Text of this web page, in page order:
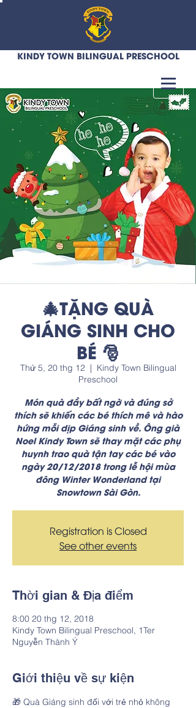
KINDY TOWN BILINGUAL PRESCHOOL
🎄TẶNG QUÀ
GIÁNG SINH CHO
BÉ 🎅
Thứ 5, 20 thg 12
  |
Kindy Town Bilingual
Preschool
Món quà đầy bất ngờ và đúng sở
thích sẽ khiến các bé thích mê và hào
hứng mỗi dịp Giáng sinh về. Ông già
Noel Kindy Town sẽ thay mặt các phụ
huynh trao quà tận tay các bé vào
ngày 20/12/2018 trong lễ hội mùa
đông Winter Wonderland tại
Snowtown Sài Gòn.
Registration is Closed
See other events
Thời gian & Địa điểm
8:00 20 thg 12, 2018
Kindy Town Bilingual Preschool, 1Ter
Nguyễn Thành Ý
Giới thiệu về sự kiện
🎁 Quà Giáng sinh đối với trẻ nhỏ không